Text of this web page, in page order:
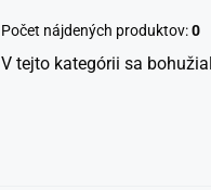
Počet nájdených produktov:0
V tejto kategórii sa